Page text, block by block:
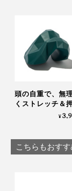
調節できます。
枕の高さに体が慣れる
どちらの中材も
熱がこもりにく
中材が詰まった
「やっといい
が、「先に知
たほど、“プロハ
頭の自重で、無
くストレッチ＆押
できる「コリ
¥
こちらもおすす